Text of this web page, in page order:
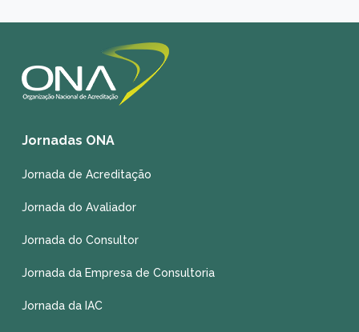
Jornadas ONA
Jornada de Acreditação
Jornada do Avaliador
Jornada do Consultor
Jornada da Empresa de Consultoria
Jornada da IAC